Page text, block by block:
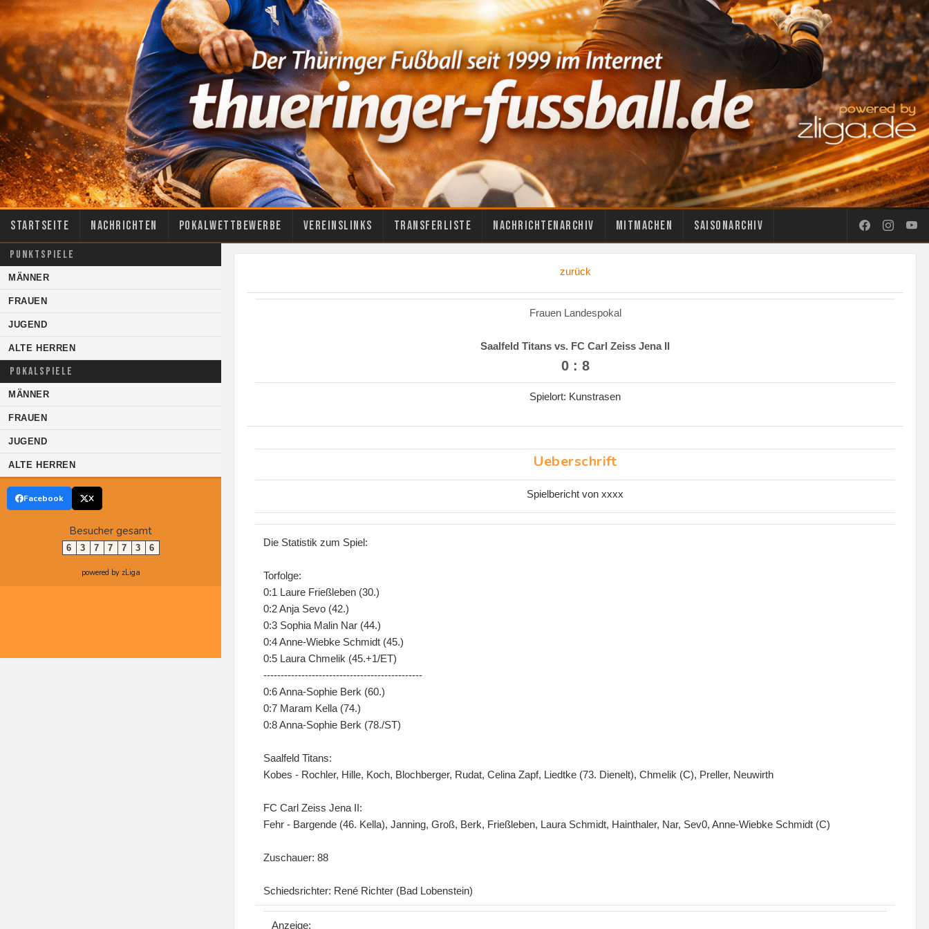
Startseite Nachrichten Pokalwettbewerbe Vereinslinks Transferliste Nachrichtenarchiv Mitmachen Saisonarchiv
PUNKTSPIELE
MÄNNER
FRAUEN
JUGEND
ALTE HERREN
POKALSPIELE
MÄNNER
FRAUEN
JUGEND
ALTE HERREN
Facebook X
Besucher gesamt
6 3 7 7 7 3 6
powered by zLiga
zurück
Frauen Landespokal
Saalfeld Titans vs. FC Carl Zeiss Jena II
0 : 8
Spielort: Kunstrasen
Ueberschrift
Spielbericht von xxxx
Die Statistik zum Spiel:
Torfolge:
0:1 Laure Frießleben (30.)
0:2 Anja Sevo (42.)
0:3 Sophia Malin Nar (44.)
0:4 Anne-Wiebke Schmidt (45.)
0:5 Laura Chmelik (45.+1/ET)
----------------------------------------------
0:6 Anna-Sophie Berk (60.)
0:7 Maram Kella (74.)
0:8 Anna-Sophie Berk (78./ST)
Saalfeld Titans:
Kobes - Rochler, Hille, Koch, Blochberger, Rudat, Celina Zapf, Liedtke (73. Dienelt), Chmelik (C), Preller, Neuwirth
FC Carl Zeiss Jena II:
Fehr - Bargende (46. Kella), Janning, Groß, Berk, Frießleben, Laura Schmidt, Hainthaler, Nar, Sev0, Anne-Wiebke Schmidt (C)
Zuschauer: 88
Schiedsrichter: René Richter (Bad Lobenstein)
Anzeige: